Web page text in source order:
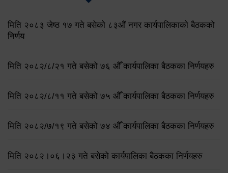
मिति २०८३ जेष्ठ १७ गते बसेको ८३औं नगर कार्यपालिकाको बैठकको
निर्णय
मिति २०८२/८/२१ गते बसेको ७६ औँ कार्यपालिका बैठकका निर्णयहरु
मिति २०८२/८/११ गते बसेको ७५ औँ कार्यपालिका बैठकका निर्णयहरु
मिति २०८२/७/१९ गते बसेको ७४ औँ कार्यपालिका बैठकका निर्णयहरु
मिति २०८२।०६।२३ गते बसेको कार्यपालिका बैठकका निर्णयहरु